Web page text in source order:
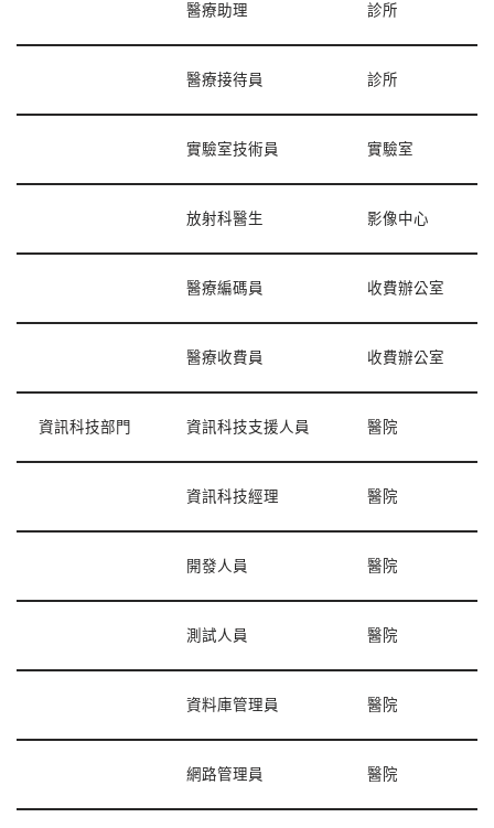
醫療助理 診所
醫療接待員 診所
實驗室技術員 實驗室
放射科醫生 影像中心
醫療編碼員 收費辦公室
醫療收費員 收費辦公室
資訊科技部門 資訊科技支援人員 醫院
資訊科技經理 醫院
開發人員 醫院
測試人員 醫院
資料庫管理員 醫院
網路管理員 醫院